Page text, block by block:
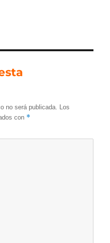
no será publicada. Los
con *